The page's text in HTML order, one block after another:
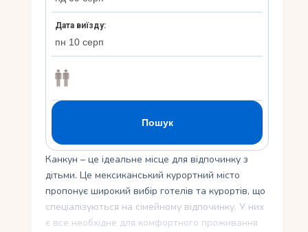
Канкун – це ідеальне місце для відпочинку з
дітьми. Це мексиканський курортний місто
пропонує широкий вибір готелів та курортів, що
спеціалізуються на сімейному відпочинку. У них
є все необхідне для комфортного проживання